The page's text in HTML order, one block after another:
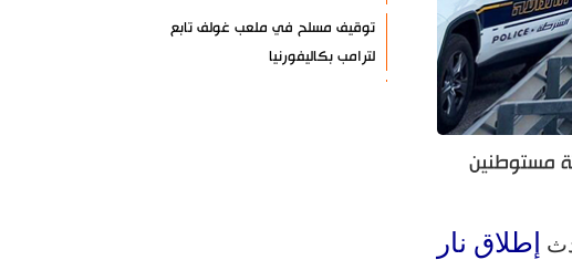
مستوطنين
إطلاق نار
توقيف مسلح في ملعب غولف تابع
لترامب بكاليفورنيا